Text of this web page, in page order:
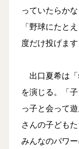
っていたらか
「野球にたと
度だけ投げま
出口夏希は
を演じる。「
っ子と会って
さんの子ども
みんなのパワ